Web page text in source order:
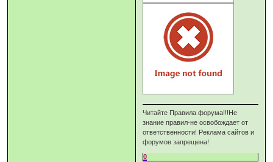
Читайте Правила форума!!!Не
знание правил-не освобождает от
ответственности! Реклама сайтов и
форумов запрещена!
0